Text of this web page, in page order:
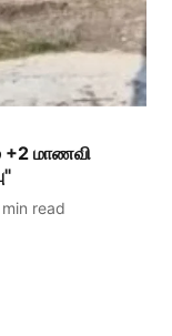
+2 மாணவி
min read